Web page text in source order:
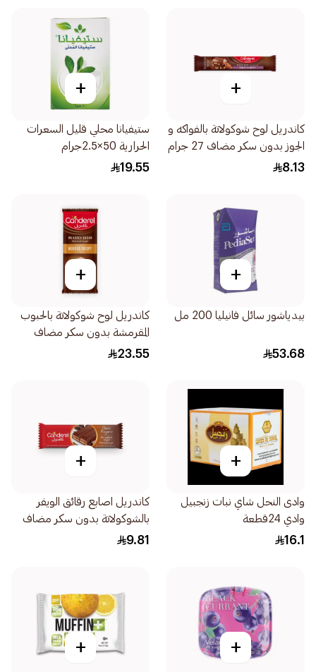
+
كاندريل لوح شوكولاتة بالفواكه و
الجوز بدون سكر مضاف 27 جرام
8.13
+
ستيفيانا محلي قليل السعرات
الحرارية 50×2.5جرام
19.55
+
بيدياشور سائل فانيليا 200 مل
53.68
+
كاندريل لوح شوكولاتة بالحبوب
المقرمشة بدون سكر مضاف
100جرام
23.55
+
وادى النحل شاي نبات زنجبيل
وادي 24قطعة
16.1
+
كاندريل اصابع رقائق الويفر
بالشوكولاتة بدون سكر مضاف
21.5جرام
9.81
+
+